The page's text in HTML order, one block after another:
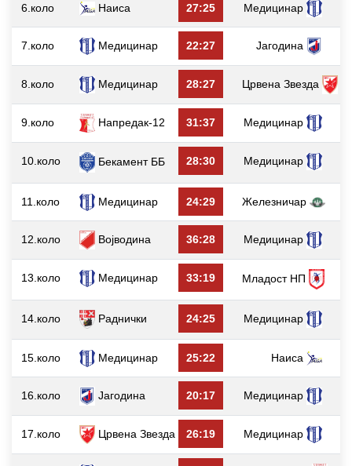
6.коло Наиса 27:25 Медицинар
7.коло Медицинар 22:27 Јагодина
8.коло Медицинар 28:27 Црвена Звезда
9.коло Напредак-12 31:37 Медицинар
10.коло Бекамент ББ 28:30 Медицинар
11.коло Медицинар 24:29 Железничар
12.коло Војводина 36:28 Медицинар
13.коло Медицинар 33:19 Младост НП
14.коло Раднички 24:25 Медицинар
15.коло Медицинар 25:22 Наиса
16.коло Јагодина 20:17 Медицинар
17.коло Црвена Звезда 26:19 Медицинар